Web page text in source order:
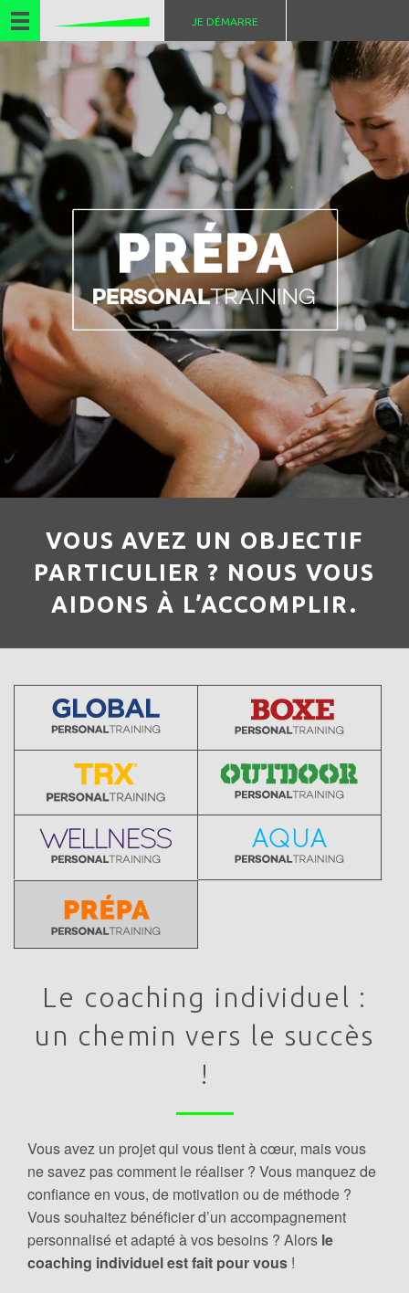
JE DÉMARRE
VOUS AVEZ UN OBJECTIF
PARTICULIER ? NOUS VOUS
AIDONS À L’ACCOMPLIR.
Le coaching individuel :
un chemin vers le succès
!
Vous avez un projet qui vous tient à cœur, mais vous
ne savez pas comment le réaliser ? Vous manquez de
confiance en vous, de motivation ou de méthode ?
Vous souhaitez bénéficier d’un accompagnement
personnalisé et adapté à vos besoins ? Alors le
coaching individuel est fait pour vous !